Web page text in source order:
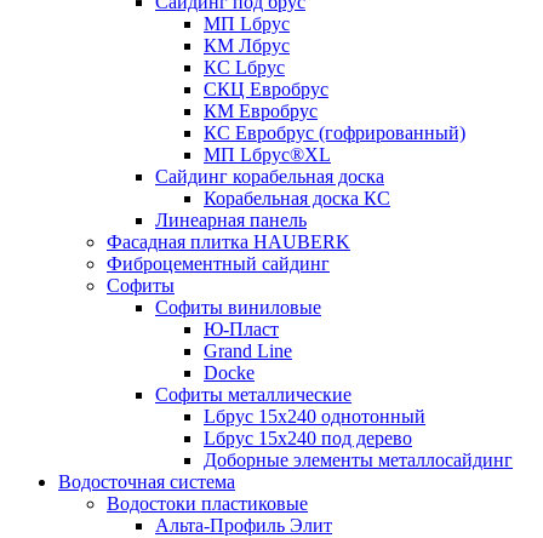
МП Lбрус
КМ Лбрус
КС Lбрус
СКЦ Евробрус
КМ Евробрус
КС Евробрус (гофрированный)
МП Lбрус®XL
Сайдинг корабельная доска
Корабельная доска КС
Линеарная панель
Фасадная плитка HAUBERK
Фиброцементный сайдинг
Софиты
Софиты виниловые
Ю-Пласт
Grand Line
Docke
Софиты металлические
Lбрус 15x240 однотонный
Lбрус 15x240 под дерево
Доборные элементы металлосайдинг
Водосточная система
Водостоки пластиковые
Альта-Профиль Элит